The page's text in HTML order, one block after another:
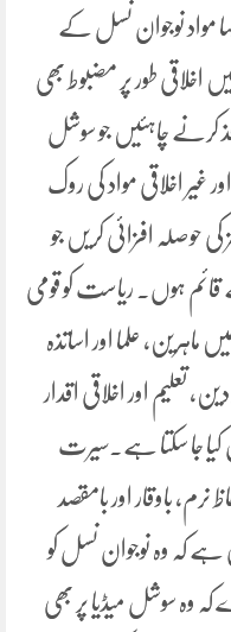
مواد نوجوان نسل کے
اخلاقی طور پر مضبوط بھی
کرنے چاہئیں جو سوشل
غیر اخلاقی مواد کی روک
حوصلہ افزائی کریں جو
قائم ہوں۔ ریاست کو قومی
ماہرین، علما اور اساتذہ
تعلیم اور اخلاقی اقدار
جا سکتا ہے۔سیرت
باوقار اور بامقصد
کہ وہ نوجوان نسل کو
وہ سوشل میڈیا پر بھی